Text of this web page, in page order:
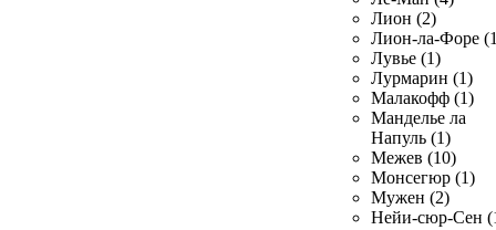
Лион (2)
Лион-ла-Форе
Лувье (1)
Лурмарин (1)
Малакофф (1)
Манделье ла
Напуль (1)
Межев (10)
Монсегюр (1)
Мужен (2)
Нейи-сюр-Сен